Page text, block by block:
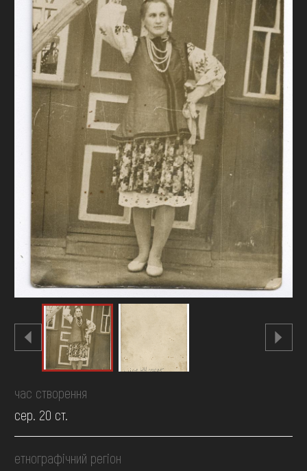
ОНЛАЙН-КРАМНИЦЯ
ПІДТРИМАТИ
час створення
сер. 20 ст.
етнографічний регіон